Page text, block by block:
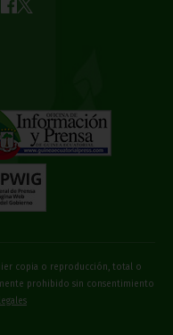
copia o reproducción, total o
prohibido sin consentimiento